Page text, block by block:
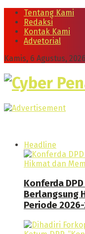
Tentang Kami
Redaksi
Kontak Kami
Advetorial
Kamis, 6 Agustus, 2026
Headline
Konferda
Berlangsung
Periode 2026-